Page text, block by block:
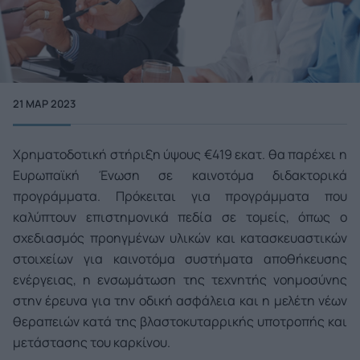
21 ΜΑΡ 2023
Χρηματοδοτική στήριξη ύψους €419 εκατ. θα παρέχει η
Ευρωπαϊκή Ένωση σε καινοτόμα διδακτορικά
προγράμματα. Πρόκειται για προγράμματα που
καλύπτουν επιστημονικά πεδία σε τομείς, όπως ο
σχεδιασμός προηγμένων υλικών και κατασκευαστικών
στοιχείων για καινοτόμα συστήματα αποθήκευσης
ενέργειας, η ενσωμάτωση της τεχνητής νοημοσύνης
στην έρευνα για την οδική ασφάλεια και η μελέτη νέων
θεραπειών κατά της βλαστοκυταρρικής υποτροπής και
μετάστασης του καρκίνου.